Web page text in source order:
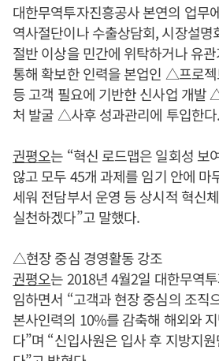
대한무역투자진흥공사 본연의 업무
역사절단이나 수출상담회, 시장설명
절반 이상을 민간에 위탁하거나 유
통해 확보한 인력을 본업인 △프로
등 고객 필요에 기반한 신사업 개발
처 발굴 △사후 성과관리에 투입한다.
권평오는 “혁신 로드맵은 일회성 보
않고 모두 45개 과제를 임기 안에 마
세워 전담부서 운영 등 상시적 혁신
실천하겠다”고 말했다.
△현장 중심 경영활동 강조
권평오는 2018년 4월2일 대한무역
임하면서 “고객과 현장 중심의 조직
본사인력의 10%를 감축해 해외와
다”며 “신입사원은 입사 후 지방지